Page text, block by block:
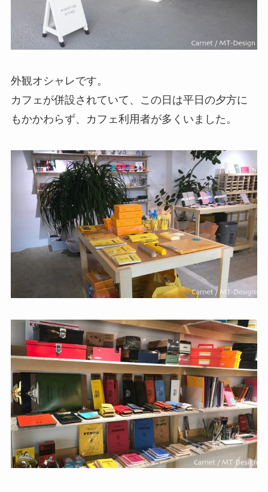
外観オシャレです。
カフェが併設されていて、この日は平日の夕方に
もかかわらず、カフェ利用者が多くいました。